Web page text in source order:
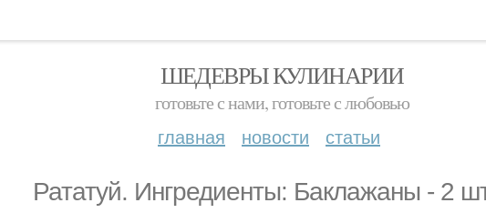
ШЕДЕВРЫ КУЛИНАРИИ
готовьте с нами, готовьте с любовью
главная новости статьи
Рататуй. Ингредиенты: Баклажаны - 2